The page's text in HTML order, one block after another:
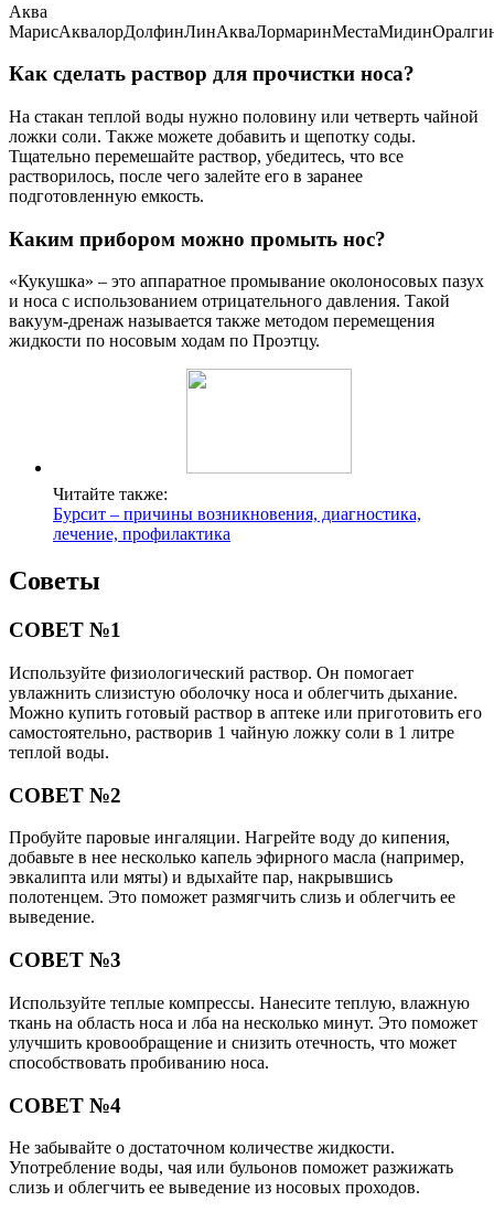
Аква
Как сделать раствор для прочистки носа?
На стакан теплой воды нужно половину или четверть чайной
ложки соли. Также можете добавить и щепотку соды.
Тщательно перемешайте раствор, убедитесь, что все
растворилось, после чего залейте его в заранее
подготовленную емкость.
Каким прибором можно промыть нос?
«Кукушка» – это аппаратное промывание околоносовых пазух
и носа с использованием отрицательного давления. Такой
вакуум-дренаж называется также методом перемещения
жидкости по носовым ходам по Проэтцу.
Читайте также:
Бурсит – причины возникновения, диагностика,
лечение, профилактика
Советы
СОВЕТ №1
Используйте физиологический раствор. Он помогает
увлажнить слизистую оболочку носа и облегчить дыхание.
Можно купить готовый раствор в аптеке или приготовить его
самостоятельно, растворив 1 чайную ложку соли в 1 литре
теплой воды.
СОВЕТ №2
Пробуйте паровые ингаляции. Нагрейте воду до кипения,
добавьте в нее несколько капель эфирного масла (например,
эвкалипта или мяты) и вдыхайте пар, накрывшись
полотенцем. Это поможет размягчить слизь и облегчить ее
выведение.
СОВЕТ №3
Используйте теплые компрессы. Нанесите теплую, влажную
ткань на область носа и лба на несколько минут. Это поможет
улучшить кровообращение и снизить отечность, что может
способствовать пробиванию носа.
СОВЕТ №4
Не забывайте о достаточном количестве жидкости.
Употребление воды, чая или бульонов поможет разжижать
слизь и облегчить ее выведение из носовых проходов.